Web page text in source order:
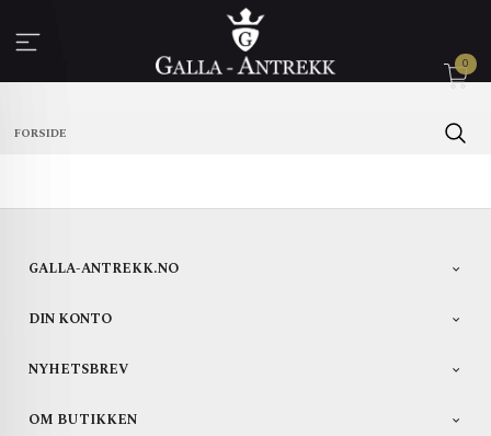
innholdet
0
FORSIDE
GALLA-ANTREKK.NO
DIN KONTO
NYHETSBREV
OM BUTIKKEN